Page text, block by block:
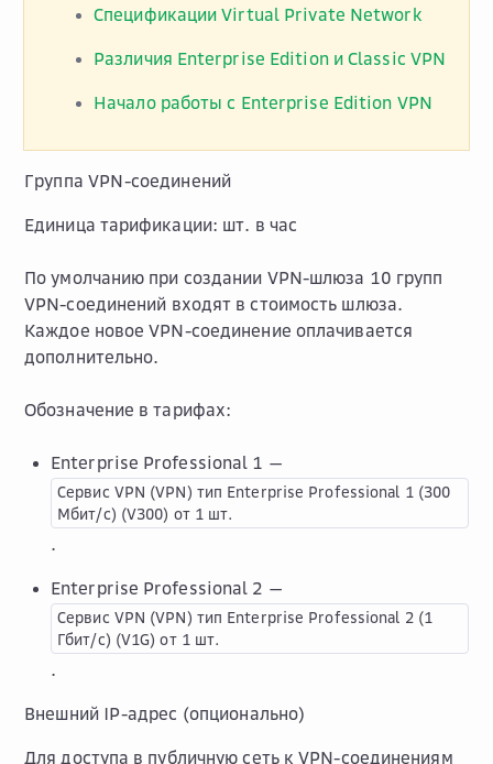
Спецификации Virtual Private Network
Различия Enterprise Edition и Classic VPN
Начало работы с Enterprise Edition VPN
Группа VPN-соединений
Единица тарификации: шт. в час
По умолчанию при создании VPN-шлюза 10 групп
VPN-соединений входят в стоимость шлюза.
Каждое новое VPN-соединение оплачивается
дополнительно.
Обозначение в тарифах:
Enterprise Professional 1 —
Сервис VPN (VPN) тип Enterprise Professional 1 (300
Мбит/с) (V300) от 1 шт.
.
Enterprise Professional 2 —
Сервис VPN (VPN) тип Enterprise Professional 2 (1
Гбит/с) (V1G) от 1 шт.
.
Внешний IP-адрес (опционально)
Для доступа в публичную сеть к VPN-соединениям